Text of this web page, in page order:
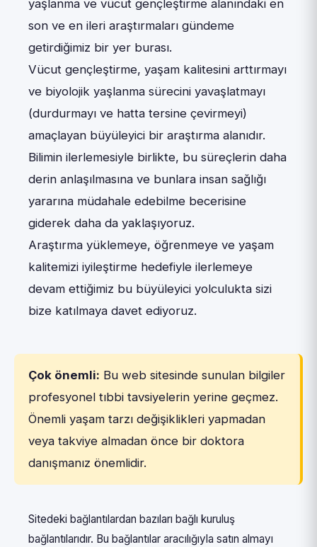
yaşlanma ve vücut gençleştirme alanındaki en
son ve en ileri araştırmaları gündeme
getirdiğimiz bir yer burası.
Vücut gençleştirme, yaşam kalitesini arttırmayı
ve biyolojik yaşlanma sürecini yavaşlatmayı
(durdurmayı ve hatta tersine çevirmeyi)
amaçlayan büyüleyici bir araştırma alanıdır.
Bilimin ilerlemesiyle birlikte, bu süreçlerin daha
derin anlaşılmasına ve bunlara insan sağlığı
yararına müdahale edebilme becerisine
giderek daha da yaklaşıyoruz.
Araştırma yüklemeye, öğrenmeye ve yaşam
kalitemizi iyileştirme hedefiyle ilerlemeye
devam ettiğimiz bu büyüleyici yolculukta sizi
bize katılmaya davet ediyoruz.
Çok önemli: Bu web sitesinde sunulan bilgiler
profesyonel tıbbi tavsiyelerin yerine geçmez.
Önemli yaşam tarzı değişiklikleri yapmadan
veya takviye almadan önce bir doktora
danışmanız önemlidir.
Sitedeki bağlantılardan bazıları bağlı kuruluş
bağlantılarıdır. Bu bağlantılar aracılığıyla satın almayı